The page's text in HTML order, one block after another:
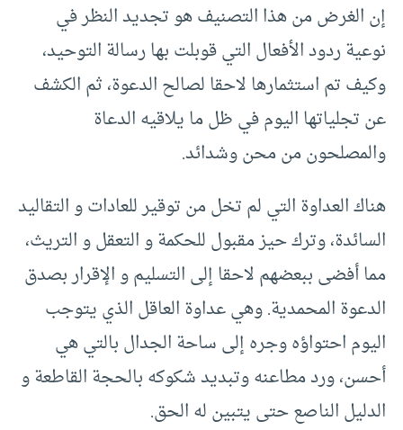
إن الغرض من هذا التصنيف هو تجديد النظر في
نوعية ردود الأفعال التي قوبلت بها رسالة التوحيد،
وكيف تم استثمارها لاحقا لصالح الدعوة، ثم الكشف
عن تجلياتها اليوم في ظل ما يلاقيه الدعاة
والمصلحون من محن وشدائد.
هناك العداوة التي لم تخل من توقير للعادات و التقاليد
السائدة، وترك حيز مقبول للحكمة و التعقل و التريث،
مما أفضى ببعضهم لاحقا إلى التسليم و الإقرار بصدق
الدعوة المحمدية. وهي عداوة العاقل الذي يتوجب
اليوم احتواؤه وجره إلى ساحة الجدال بالتي هي
أحسن، ورد مطاعنه وتبديد شكوكه بالحجة القاطعة و
الدليل الناصع حتى يتبين له الحق.